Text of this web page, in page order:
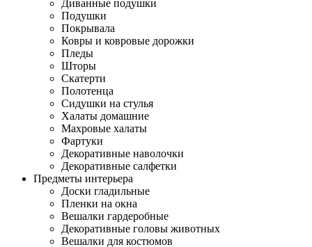
Диванные подушки
Подушки
Покрывала
Ковры и ковровые дорожки
Пледы
Шторы
Скатерти
Полотенца
Сидушки на стулья
Халаты домашние
Махровые халаты
Фартуки
Декоративные наволочки
Декоративные салфетки
Предметы интерьера
Доски гладильные
Пленки на окна
Вешалки гардеробные
Декоративные головы животных
Вешалки для костюмов